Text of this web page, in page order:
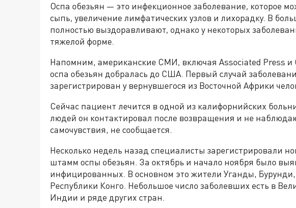
Оспа обезьян — это инфекционное заболевание, которое
сыпь, увеличение лимфатических узлов и лихорадку. В
полностью выздоравливают, однако у некоторых
тяжелой форме.
Напомним, американские СМИ, включая Associated Press и
оспа обезьян добралась до США. Первый случай
зарегистрирован у вернувшегося из Восточной Африки
Сейчас пациент лечится в одной из калифорнийских
людей он контактировал после возвращения и не
самочувствия, не сообщается.
Несколько недель назад специалисты зарегистрировали
штамм оспы обезьян. За октябрь и начало ноября было
инфицированных. В основном это жители Уганды,
Республики Конго. Небольшое число заболевших есть в
Индии и ряде других стран.